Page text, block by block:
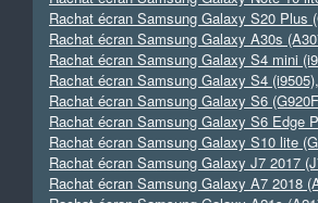
Rachat écran Samsung Galaxy S20 Plus
Rachat écran Samsung Galaxy A30s
Rachat écran Samsung Galaxy S4 mini
Rachat écran Samsung Galaxy S4 (i9505),
Rachat écran Samsung Galaxy S6
Rachat écran Samsung Galaxy S6 Edge
Rachat écran Samsung Galaxy S10 lite
Rachat écran Samsung Galaxy J7 2017
Rachat écran Samsung Galaxy A7 2018